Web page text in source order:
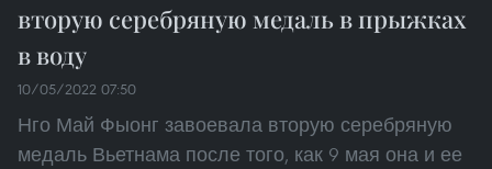
вторую серебряную медаль в прыжках
в воду
10/05/2022 07:50
Нго Май Фыонг завоевала вторую серебряную
медаль Вьетнама после того, как 9 мая она и ее